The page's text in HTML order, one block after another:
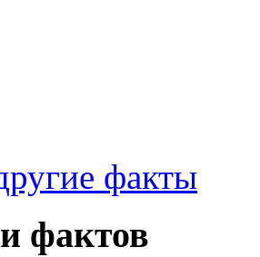
факты
фактов